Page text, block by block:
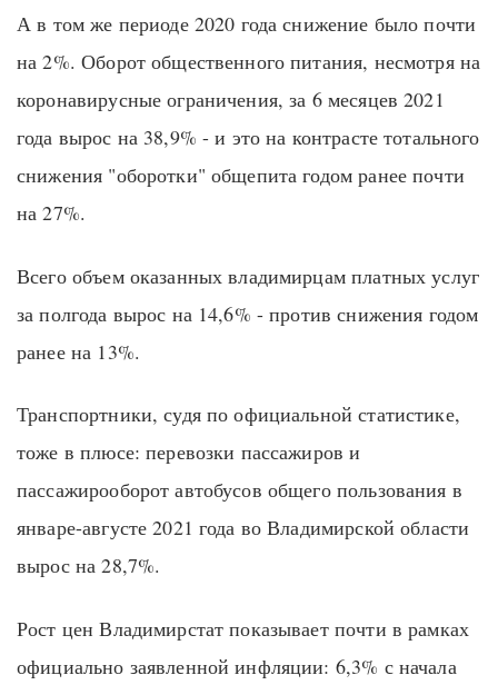
А в том же периоде 2020 года снижение было почти
на 2%. Оборот общественного питания, несмотря на
коронавирусные ограничения, за 6 месяцев 2021
года вырос на 38,9% - и это на контрасте тотального
снижения "оборотки" общепита годом ранее почти
на 27%.
Всего объем оказанных владимирцам платных услуг
за полгода вырос на 14,6% - против снижения годом
ранее на 13%.
Транспортники, судя по официальной статистике,
тоже в плюсе: перевозки пассажиров и
пассажирооборот автобусов общего пользования в
январе-августе 2021 года во Владимирской области
вырос на 28,7%.
Рост цен Владимирстат показывает почти в рамках
официально заявленной инфляции: 6,3% с начала